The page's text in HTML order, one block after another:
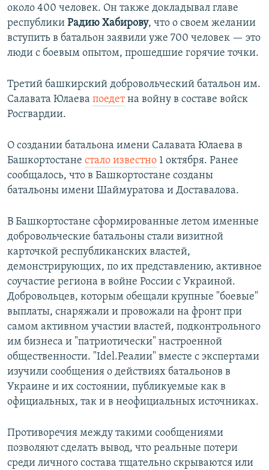
около 400 человек. Он также докладывал главе
республики Радию Хабирову, что о своем желании
вступить в батальон заявили уже 700 человек — это
люди с боевым опытом, прошедшие горячие точки.
Третий башкирский добровольческий батальон им.
Салавата Юлаева поедетна войну в составе войск
Росгвардии.
О создании батальона имени Салавата Юлаева в
Башкортостане стало известно 1 октября. Ранее
сообщалось, что в Башкортостане созданы
батальоны имени Шаймуратова и Доставалова.
В Башкортостане сформированные летом именные
добровольческие батальоны стали визитной
карточкой республиканских властей,
демонстрирующих, по их представлению, активное
соучастие региона в войне России с Украиной.
Добровольцев, которым обещали крупные "боевые"
выплаты, снаряжали и провожали на фронт при
самом активном участии властей, подконтрольного
им бизнеса и "патриотически" настроенной
общественности. "Idel.Реалии" вместе с экспертами
изучили сообщения о действиях батальонов в
Украине и их состоянии, публикуемые как в
официальных, так и в неофициальных источниках.
Противоречия между такими сообщениями
позволяют сделать вывод, что реальные потери
среди личного состава тщательно скрываются или